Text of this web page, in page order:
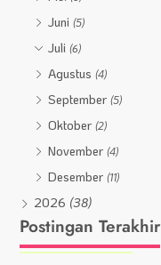
Juni(5)
Juli(6)
Agustus(4)
September(5)
Oktober(2)
November(4)
Desember(11)
2026 (38)
Postingan Terakhir